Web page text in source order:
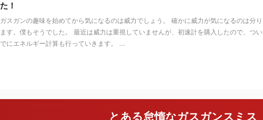
た！
ガスガンの趣味を始めてから気になるのは威力でしょう。 確かに威力が気になるのは分り
ます。僕もそうでした。 最近は威力は重視していませんが、初速計を購入したので、つい
でにエネルギー計算も行っていきます。 ...
とある怠惰なガスガンスミス